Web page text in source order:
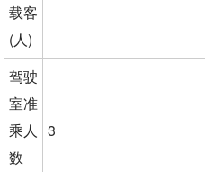
载客
(人)
驾驶
室准
乘人
数
3